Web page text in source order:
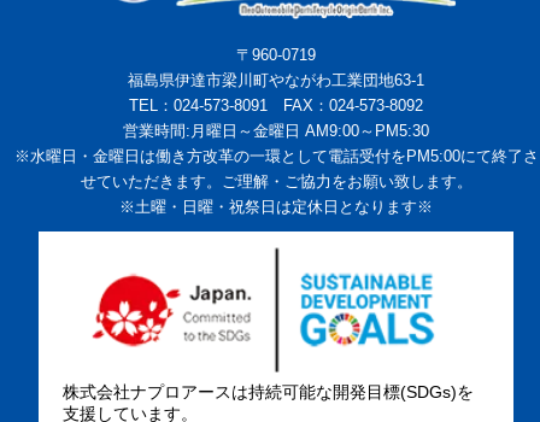
〒960-0719
福島県伊達市梁川町やながわ工業団地63-1
TEL：024-573-8091 FAX：024-573-8092
営業時間:月曜日～金曜日 AM9:00～PM5:30
※水曜日・金曜日は働き方改革の一環として電話受付をPM5:00にて終了さ
せていただきます。ご理解・ご協力をお願い致します。
※土曜・日曜・祝祭日は定休日となります※
株式会社ナプロアースは持続可能な開発目標(SDGs)を
支援しています。